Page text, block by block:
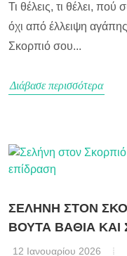
Τι θέλεις, τι θέλει, πού
όχι από έλλειψη
Σκορπιό σου...
Διάβασε περισσότερα
ΣΕΛΗΝΗ ΣΤΟΝ
ΒΟΥΤΑ ΒΑΘΙΑ ΚΑΙ
12 Ιανουαρίου 2026